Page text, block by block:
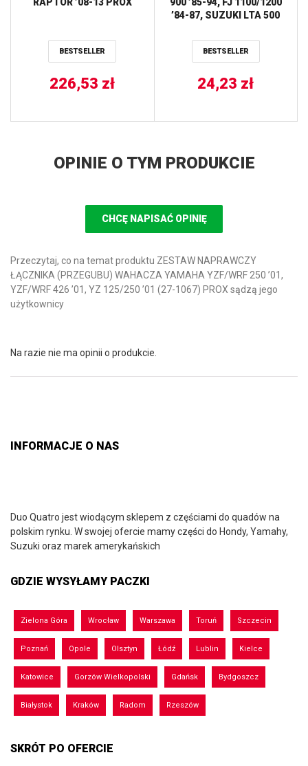
BESTSELLER
226,53 zł
’84-87, SUZUKI LTA 500
800 ’90-97 (25G-14107-
23,13370-09F00) (MADE
BESTSELLER
24,23 zł
OPINIE O TYM PRODUKCIE
CHCĘ NAPISAĆ OPINIĘ
Przeczytaj, co na temat produktu ZESTAW NAPRAWCZY
ŁĄCZNIKA (PRZEGUBU) WAHACZA YAMAHA YZF/WRF 250 ’01,
YZF/WRF 426 ’01, YZ 125/250 ’01 (27-1067) PROX sądzą jego
użytkownicy
Na razie nie ma opinii o produkcie.
INFORMACJE O NAS
Duo Quatro jest wiodącym sklepem z częściami do quadów na
polskim rynku. W swojej ofercie mamy części do Hondy, Yamahy,
Suzuki oraz marek amerykańskich
GDZIE WYSYŁAMY PACZKI
Zielona Góra Wrocław Warszawa Toruń Szczecin
Poznań Opole Olsztyn Łódź Lublin Kielce
Katowice Gorzów Wielkopolski Gdańsk Bydgoszcz
Białystok Kraków Radom Rzeszów
SKRÓT PO OFERCIE